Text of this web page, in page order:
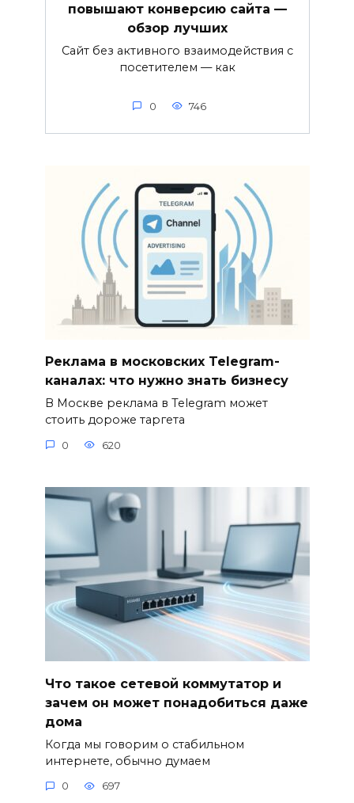
повышают конверсию сайта —
обзор лучших
Сайт без активного взаимодействия с
посетителем — как
0 746
Реклама в московских Telegram-
каналах: что нужно знать бизнесу
В Москве реклама в Telegram может
стоить дороже таргета
0 620
Что такое сетевой коммутатор и
зачем он может понадобиться даже
дома
Когда мы говорим о стабильном
интернете, обычно думаем
0 697